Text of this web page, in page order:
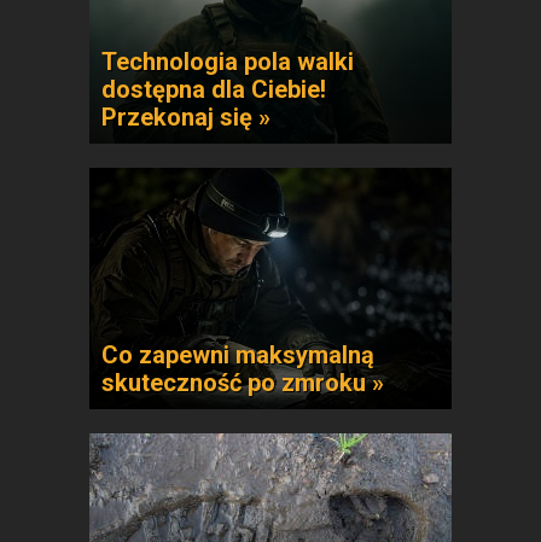
Technologia pola walki
dostępna dla Ciebie!
Przekonaj się »
Co zapewni maksymalną
skuteczność po zmroku »